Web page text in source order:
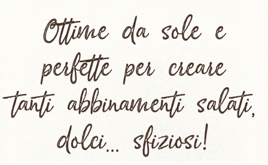
Ottime da sole e
perfette per creare
tanti abbinamenti salati,
dolci... sfiziosi!